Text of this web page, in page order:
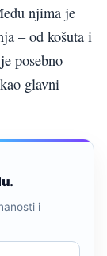
njima je
– od košuta i
posebno
glavni
i